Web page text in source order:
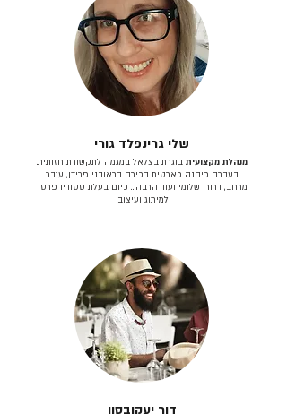
שלי גרינפלד גורי
מנהלת מקצועית בוגרת בצלאל במגמה לתקשורת חזותית.
בעברה כיהנה כארטית בכירה בראובני פרידן, ענבר
מרחב, דרורי שלומי ועוד הרבה… כיום בעלת סטודיו פרטי
למיתוג ועיצוב.
דור יעקובסון